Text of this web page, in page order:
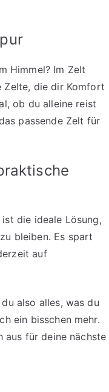
Himmel? Im Zelt
Zelte, die dir Komfort
ob du alleine reist
passende Zelt für
die ideale Lösung,
bleiben. Es spart
auf
also alles, was du
ein bisschen mehr.
aus für deine nächste